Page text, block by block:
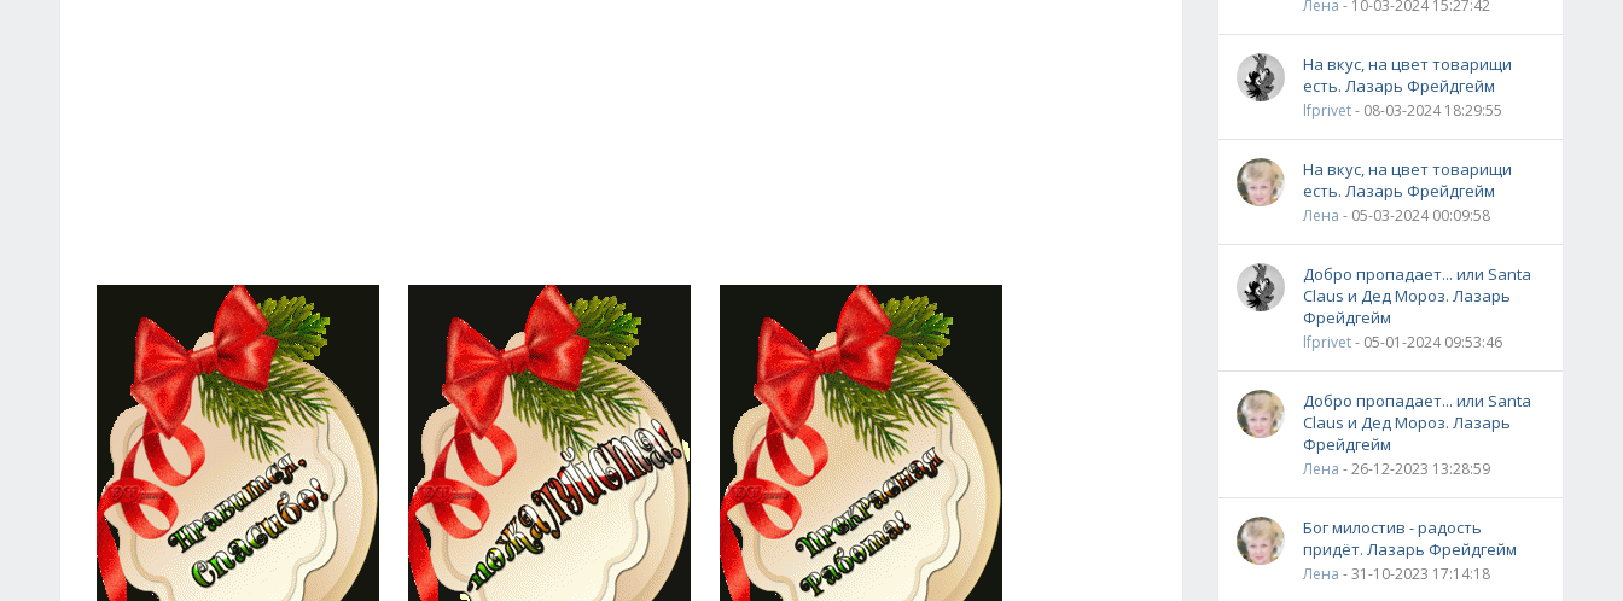
Лена - 10-03-2024 15:27:42
На вкус, на цвет товарищи
есть. Лазарь Фрейдгейм
lfprivet- 08-03-2024 18:29:55
На вкус, на цвет товарищи
есть. Лазарь Фрейдгейм
Лена - 05-03-2024 00:09:58
Добро пропадает... или Santa
Claus и Дед Мороз. Лазарь
Фрейдгейм
lfprivet- 05-01-2024 09:53:46
Добро пропадает... или Santa
Claus и Дед Мороз. Лазарь
Фрейдгейм
Лена - 26-12-2023 13:28:59
Бог милостив - радость
придёт. Лазарь Фрейдгейм
Лена - 31-10-2023 17:14:18